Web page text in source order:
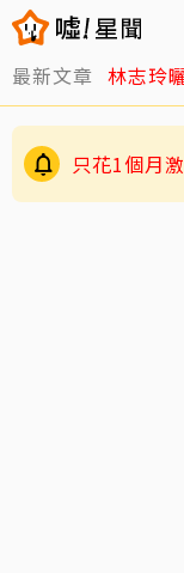
最新文章 林志玲
只花1個月